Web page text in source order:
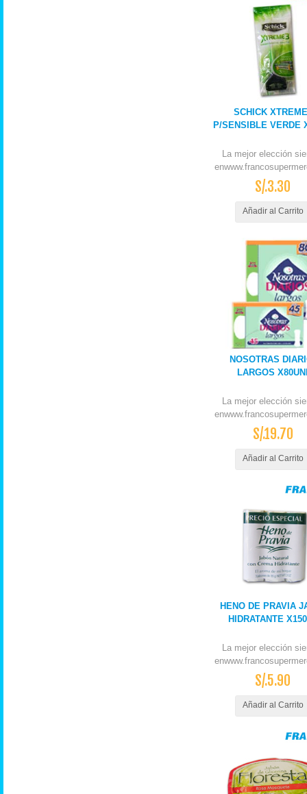
SCHICK
P/SENSIBLE VERDE
La mejor elección
S/.3.30
Añadir al Carrito
NOSOTRAS
LARGOS
La mejor elección
S/.19.70
Añadir al Carrito
HENO DE PRAVIA
HIDRATANTE
La mejor elección
S/.5.90
Añadir al Carrito